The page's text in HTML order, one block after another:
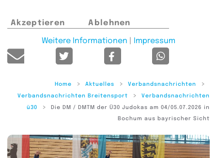
Home Aktuelles
Verbandsnachrichten
Verbandsnachrichten Breitensport
Verbandsnachrichten
ü30
Die DM / DMTM der Ü30 Judokas am 04/05.07.2026 in
Bochum aus bayrischer Sicht
Akzeptieren Ablehnen
Weitere Informationen Impressum